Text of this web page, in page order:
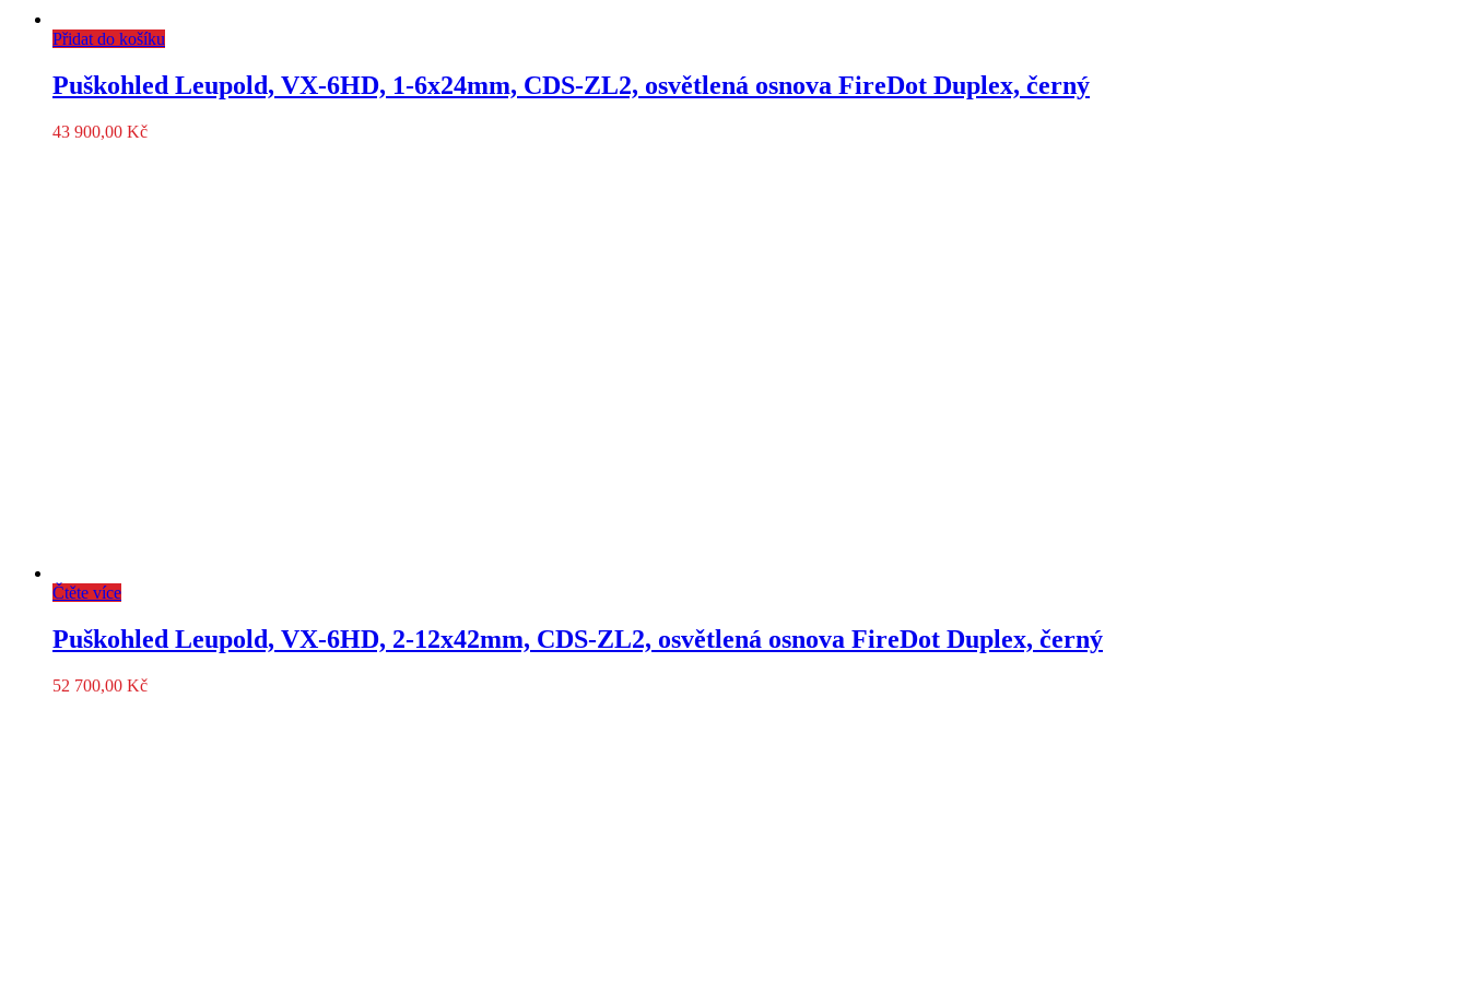
Přidat do košíku
Puškohled Leupold, VX-6HD, 1-6x24mm, CDS-ZL2, osvětlená osnova FireDot Duplex, černý
43 900,00 Kč
Čtěte více
Puškohled Leupold, VX-6HD, 2-12x42mm, CDS-ZL2, osvětlená osnova FireDot Duplex, černý
52 700,00 Kč